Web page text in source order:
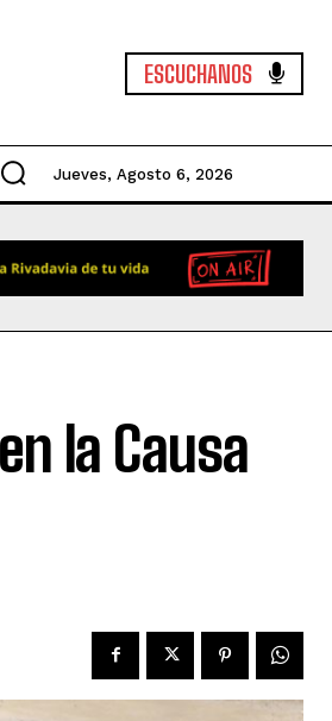
ESCUCHANOS
Jueves, Agosto 6, 2026
la Causa